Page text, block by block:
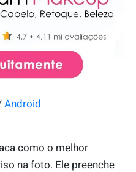
Android
como o melhor
na foto. Ele preenche